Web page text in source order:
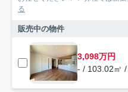
る
販売中の物件
3,098万円
- / 103.02㎡